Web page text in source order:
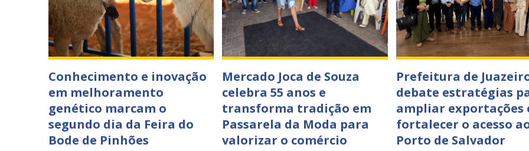
Conhecimento e inovação
em melhoramento
genético marcam o
segundo dia da Feira do
Bode de Pinhões
Mercado Joca de Souza
celebra 55 anos e
transforma tradição em
Passarela da Moda para
valorizar o comércio
Prefeitura de
debate estratégias
ampliar exportações
fortalecer o acesso
Porto de Salvador